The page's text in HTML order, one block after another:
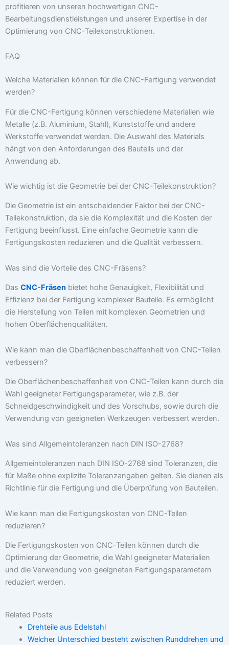
profitieren von unseren hochwertigen CNC-
Bearbeitungsdienstleistungen und unserer Expertise in der
Optimierung von CNC-Teilekonstruktionen.
FAQ
Welche Materialien können für die CNC-Fertigung verwendet
werden?
Für die CNC-Fertigung können verschiedene Materialien wie
Metalle (z.B. Aluminium, Stahl), Kunststoffe und andere
Werkstoffe verwendet werden. Die Auswahl des Materials
hängt von den Anforderungen des Bauteils und der
Anwendung ab.
Wie wichtig ist die Geometrie bei der CNC-Teilekonstruktion?
Die Geometrie ist ein entscheidender Faktor bei der CNC-
Teilekonstruktion, da sie die Komplexität und die Kosten der
Fertigung beeinflusst. Eine einfache Geometrie kann die
Fertigungskosten reduzieren und die Qualität verbessern.
Was sind die Vorteile des CNC-Fräsens?
Das CNC-Fräsen bietet hohe Genauigkeit, Flexibilität und
Effizienz bei der Fertigung komplexer Bauteile. Es ermöglicht
die Herstellung von Teilen mit komplexen Geometrien und
hohen Oberflächenqualitäten.
Wie kann man die Oberflächenbeschaffenheit von CNC-Teilen
verbessern?
Die Oberflächenbeschaffenheit von CNC-Teilen kann durch die
Wahl geeigneter Fertigungsparameter, wie z.B. der
Schneidgeschwindigkeit und des Vorschubs, sowie durch die
Verwendung von geeigneten Werkzeugen verbessert werden.
Was sind Allgemeintoleranzen nach DIN ISO-2768?
Allgemeintoleranzen nach DIN ISO-2768 sind Toleranzen, die
für Maße ohne explizite Toleranzangaben gelten. Sie dienen als
Richtlinie für die Fertigung und die Überprüfung von Bauteilen.
Wie kann man die Fertigungskosten von CNC-Teilen
reduzieren?
Die Fertigungskosten von CNC-Teilen können durch die
Optimierung der Geometrie, die Wahl geeigneter Materialien
und die Verwendung von geeigneten Fertigungsparametern
reduziert werden.
Related Posts
Drehteile aus Edelstahl
Welcher Unterschied besteht zwischen Runddrehen und